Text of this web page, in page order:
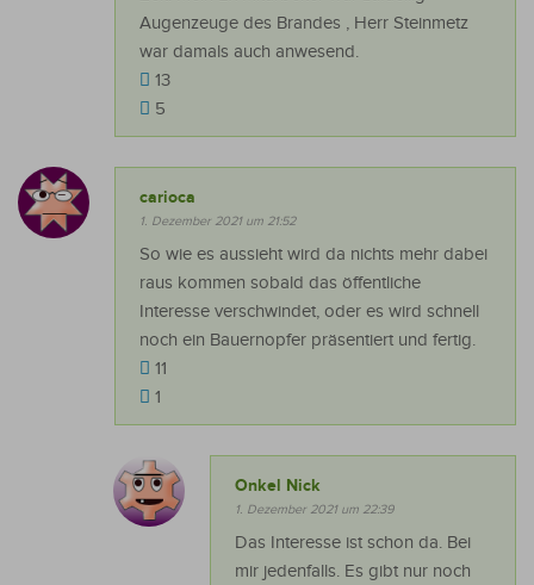
Augenzeuge des Brandes , Herr Steinmetz
war damals auch anwesend.
13
5
carioca
1. Dezember 2021 um 21:52
So wie es aussieht wird da nichts mehr dabei
raus kommen sobald das öffentliche
Interesse verschwindet, oder es wird schnell
noch ein Bauernopfer präsentiert und fertig.
11
1
Onkel Nick
1. Dezember 2021 um 22:39
Das Interesse ist schon da. Bei
mir jedenfalls. Es gibt nur noch